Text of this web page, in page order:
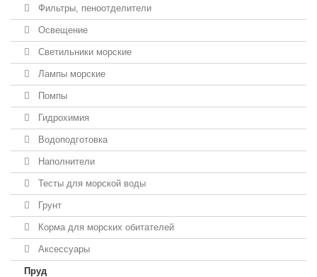
Фильтры, пеноотделители
Освещение
Светильники морские
Лампы морские
Помпы
Гидрохимия
Водоподготовка
Наполнители
Тесты для морской воды
Грунт
Корма для морских обитателей
Аксессуары
Пруд